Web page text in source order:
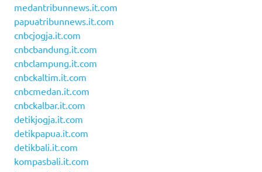
medantribunnews.it.com
papuatribunnews.it.com
cnbcjogja.it.com
cnbcbandung.it.com
cnbclampung.it.com
cnbckaltim.it.com
cnbcmedan.it.com
cnbckalbar.it.com
detikjogja.it.com
detikpapua.it.com
detikbali.it.com
kompasbali.it.com